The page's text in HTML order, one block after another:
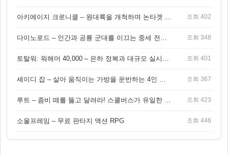
조회 402
조회 348
조회 401
조회 367
조회 423
소울프레임 – 무료 판타지 액션 RPG 조회 446